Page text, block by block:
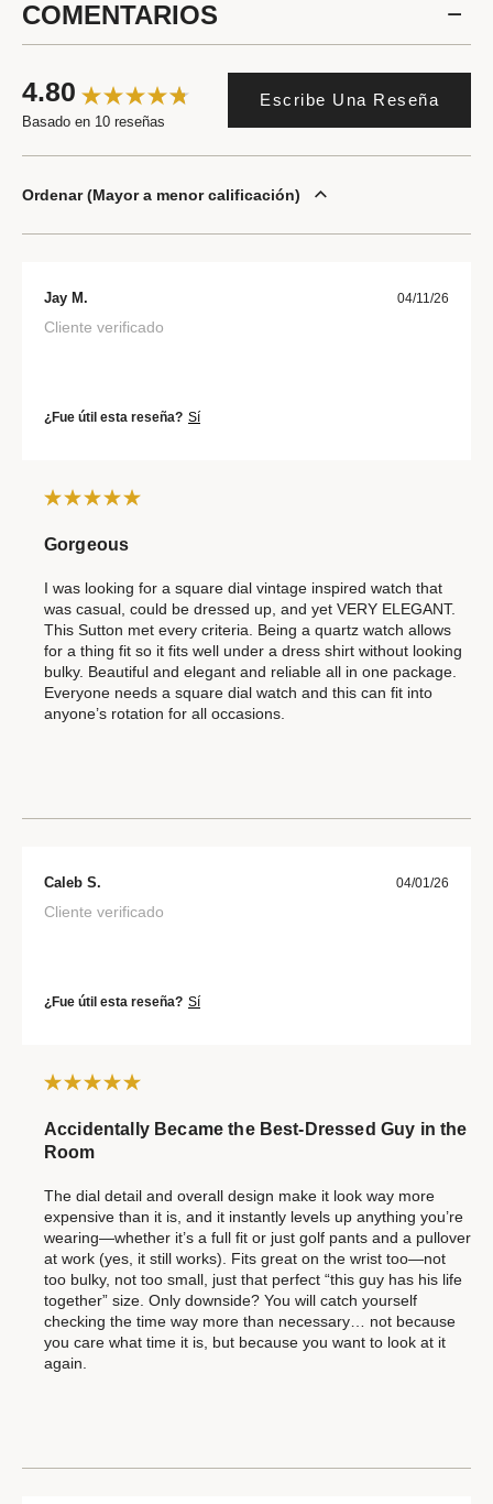
COMENTARIOS
4.80
Basado en 10 reseñas
Escribe Una Reseña
Ordenar Mayor a menor calificación
Jay M. 04/11/26
Cliente verificado
¿Fue útil esta reseña? Sí
Gorgeous
I was looking for a square dial vintage inspired watch that
was casual, could be dressed up, and yet VERY ELEGANT.
This Sutton met every criteria. Being a quartz watch allows
for a thing fit so it fits well under a dress shirt without looking
bulky. Beautiful and elegant and reliable all in one package.
Everyone needs a square dial watch and this can fit into
anyone’s rotation for all occasions.
Caleb S. 04/01/26
Cliente verificado
¿Fue útil esta reseña? Sí
Accidentally Became the Best-Dressed Guy in the
Room
The dial detail and overall design make it look way more
expensive than it is, and it instantly levels up anything you’re
wearing—whether it’s a full fit or just golf pants and a pullover
at work (yes, it still works). Fits great on the wrist too—not
too bulky, not too small, just that perfect “this guy has his life
together” size. Only downside? You will catch yourself
checking the time way more than necessary… not because
you care what time it is, but because you want to look at it
again.